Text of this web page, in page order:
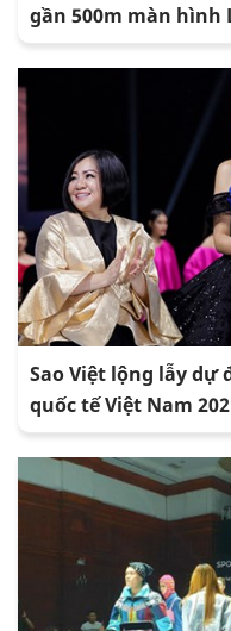
gần 500m màn hình
Sao Việt lộng lẫy dự
quốc tế Việt Nam